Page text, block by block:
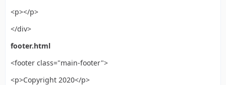
<p></p>
</div>
footer.html
<footer class="main-footer">
<p>Copyright 2020</p>